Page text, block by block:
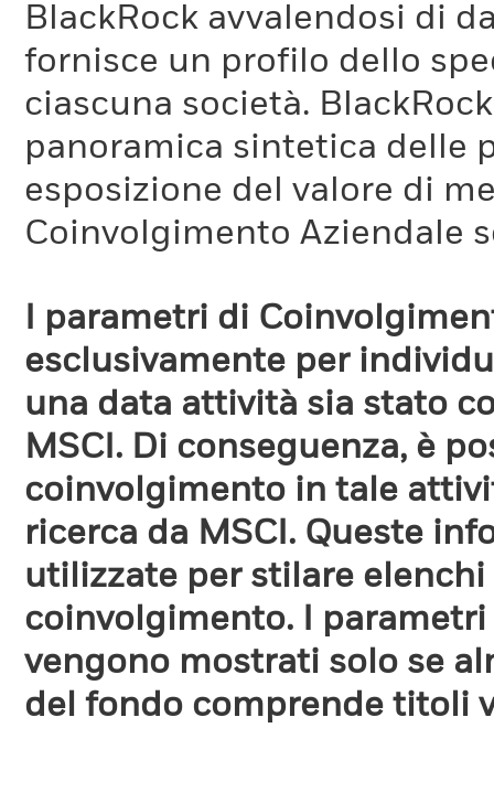
BlackRock avvalendosi di
fornisce un profilo dello
ciascuna società.
panoramica sintetica delle
esposizione del valore di
Coinvolgimento Aziendale
I parametri di
esclusivamente per
una data attività sia stato
MSCI. Di conseguenza, è
coinvolgimento in tale
ricerca da MSCI. Queste
utilizzate per stilare
coinvolgimento. I
vengono mostrati solo se
del fondo comprende titoli